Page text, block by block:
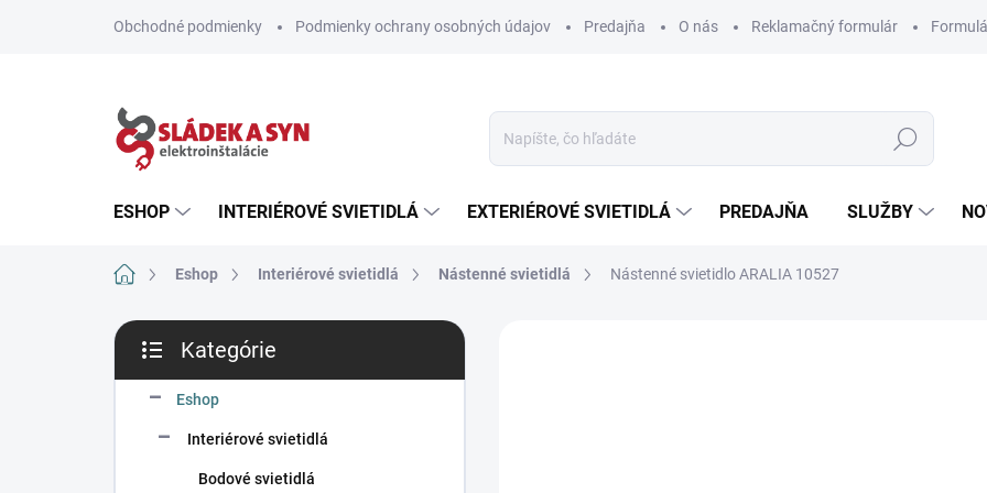
Obchodné podmienky Podmienky ochrany osobných údajov Predajňa O nás Reklamačný formulár
Hľadať
ESHOP INTERIÉROVÉ SVIETIDLÁ EXTERIÉROVÉ SVIETIDLÁ PREDAJŇA SLUŽBY
DomovEshop Interiérové svietidlá Nástenné svietidlá Nástenné svietidlo ARALIA 10527
B
č
kategórie
Kategórie
Eshop
Interiérové svietidlá
Bodové svietidlá